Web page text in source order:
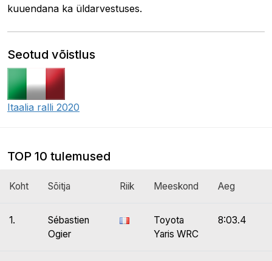
kuuendana ka üldarvestuses.
Seotud võistlus
Itaalia ralli 2020
TOP 10 tulemused
Koht Sõitja Riik Meeskond Aeg
1.
Sébastien
Ogier
Toyota
Yaris WRC
8:03.4